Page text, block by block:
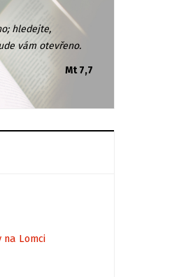
hledejte,
vám otevřeno.
Mt 7,7
na Lomci